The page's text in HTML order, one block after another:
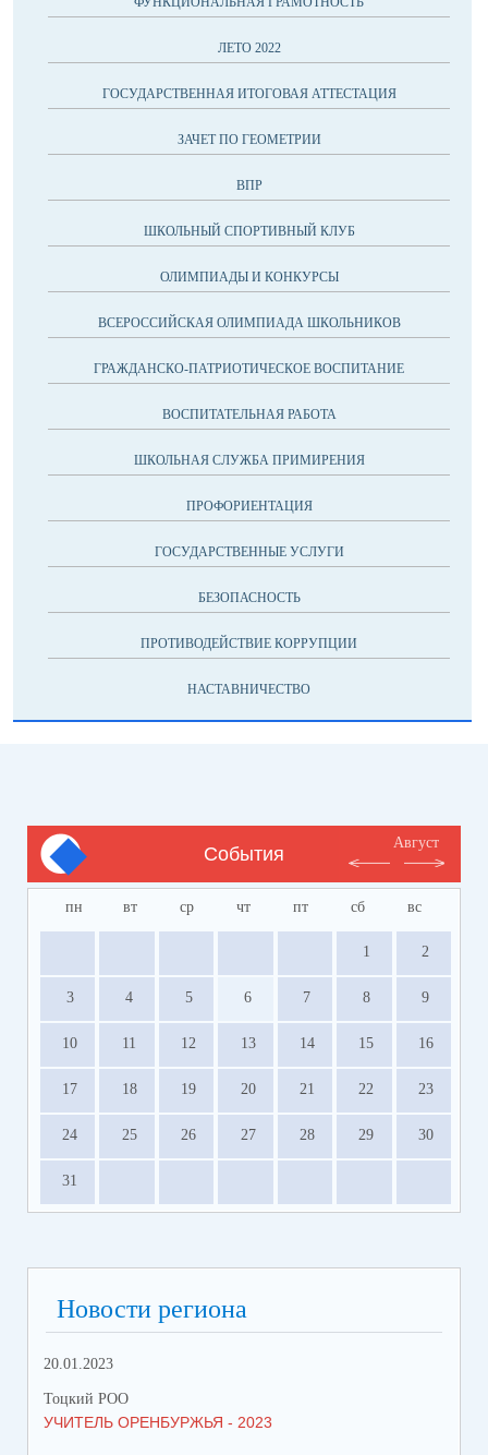
ЛЕТО 2022
ГОСУДАРСТВЕННАЯ ИТОГОВАЯ АТТЕСТАЦИЯ
ЗАЧЕТ ПО ГЕОМЕТРИИ
ВПР
ШКОЛЬНЫЙ СПОРТИВНЫЙ КЛУБ
ОЛИМПИАДЫ И КОНКУРСЫ
ВСЕРОССИЙСКАЯ ОЛИМПИАДА ШКОЛЬНИКОВ
ГРАЖДАНСКО-ПАТРИОТИЧЕСКОЕ ВОСПИТАНИЕ
ВОСПИТАТЕЛЬНАЯ РАБОТА
ШКОЛЬНАЯ СЛУЖБА ПРИМИРЕНИЯ
ПРОФОРИЕНТАЦИЯ
ГОСУДАРСТВЕННЫЕ УСЛУГИ
БЕЗОПАСНОСТЬ
ПРОТИВОДЕЙСТВИЕ КОРРУПЦИИ
НАСТАВНИЧЕСТВО
События
Август
пн вт ср чт пт сб вс
1 2
3 4 5 6 7 8 9
10 11 12 13 14 15 16
17 18 19 20 21 22 23
24 25 26 27 28 29 30
31
Новости региона
20.01.2023
Тоцкий РОО
УЧИТЕЛЬ ОРЕНБУРЖЬЯ - 2023